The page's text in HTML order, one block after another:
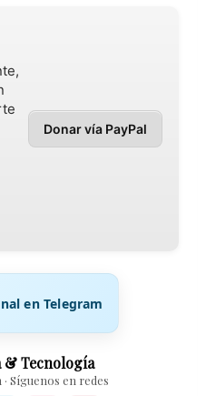
Donar vía PayPal
en Telegram
& Tecnología
Síguenos en redes